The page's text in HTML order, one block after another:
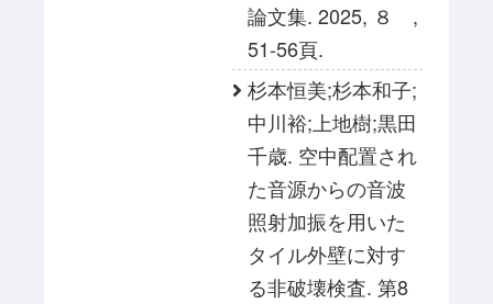
論文集. 2025, ８ ,
51-56頁.
杉本恒美;杉本和子;
中川裕;上地樹;黒田
千歳. 空中配置され
た音源からの音波
照射加振を用いた
タイル外壁に対す
る非破壊検査. 第8